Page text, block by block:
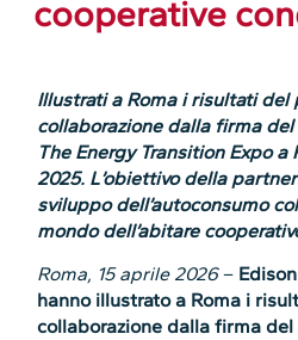
cooperative
Illustrati a Roma i risultati del
collaborazione dalla firma
The Energy Transition Expo a
2025. L’obiettivo della
sviluppo dell’autoconsumo
mondo dell’abitare
Roma, 15 aprile 2026–
hanno illustrato a Roma i
collaborazione dalla firma del